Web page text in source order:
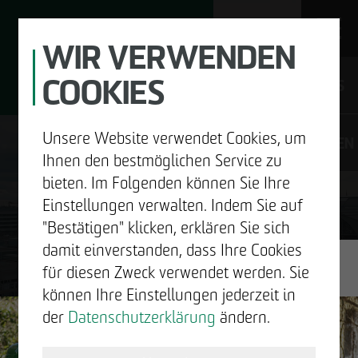
UNTERNEHMEN
ENTWICKELN
BAUEN
DE
GUTE
NACHRICHTEN.
WIR VERWENDEN
COOKIES
Unsere Website verwendet Cookies, um
Ihnen den bestmöglichen Service zu
bieten. Im Folgenden können Sie Ihre
Einstellungen verwalten. Indem Sie auf
"Bestätigen" klicken, erklären Sie sich
damit einverstanden, dass Ihre Cookies
für diesen Zweck verwendet werden. Sie
können Ihre Einstellungen jederzeit in
der Datenschutzerklärung ändern.